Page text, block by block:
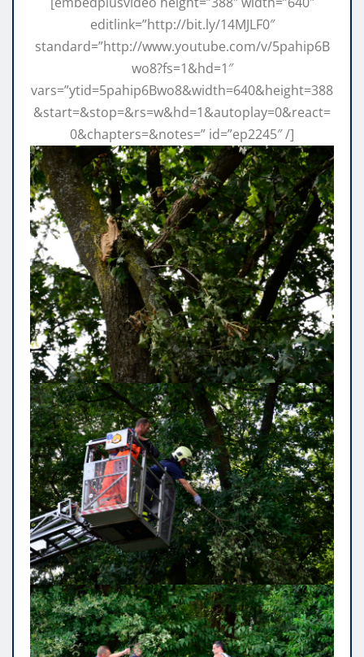
editlink=”http://bit.ly/14MJLF0″
standard=”http://www.youtube.com/v/5pahip6B
wo8?fs=1&hd=1″
vars=”ytid=5pahip6Bwo8&width=640&height=388
&start=&stop=&rs=w&hd=1&autoplay=0&react=
0&chapters=&notes=” id=”ep2245″ /]